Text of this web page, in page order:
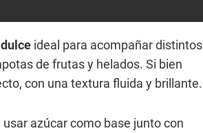
dulce ideal para acompañar distintos
de frutas y helados. Si bien
con una textura fluida y brillante.
azúcar como base junto con